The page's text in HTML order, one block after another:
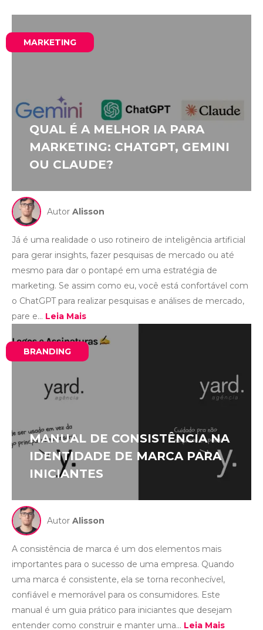
MARKETING
QUAL É A MELHOR IA PARA
MARKETING: CHATGPT, GEMINI
OU CLAUDE?
Autor Alisson
Já é uma realidade o uso rotineiro de inteligência artificial
para gerar insights, fazer pesquisas de mercado ou até
mesmo para dar o pontapé em uma estratégia de
marketing. Se assim como eu, você está confortável com
o ChatGPT para realizar pesquisas e análises de mercado,
pare e... Leia Mais
BRANDING
MANUAL DE CONSISTÊNCIA NA
IDENTIDADE DE MARCA PARA
INICIANTES
Autor Alisson
A consistência de marca é um dos elementos mais
importantes para o sucesso de uma empresa. Quando
uma marca é consistente, ela se torna reconhecível,
confiável e memorável para os consumidores. Este
manual é um guia prático para iniciantes que desejam
entender como construir e manter uma... Leia Mais